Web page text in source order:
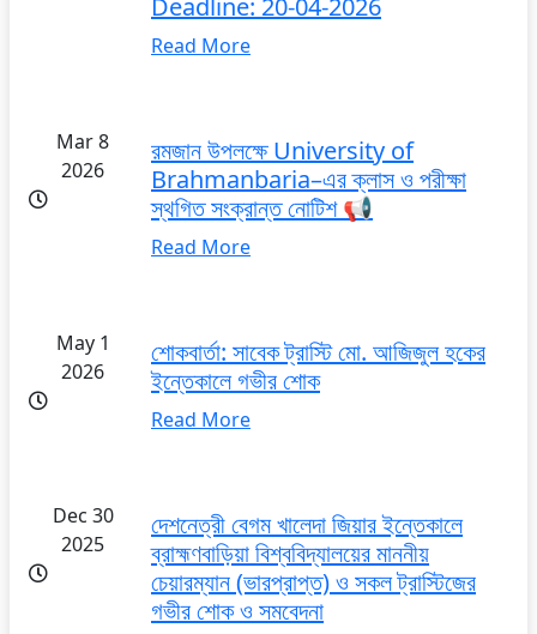
Read More
Mar 8
2026
রমজান উপলক্ষে University of
Brahmanbaria–এর ক্লাস ও পরীক্ষা
স্থগিত সংক্রান্ত নোটিশ 📢
Read More
May 1
2026
শোকবার্তা: সাবেক ট্রাস্টি মো. আজিজুল হকের
ইন্তেকালে গভীর শোক
Read More
Dec 30
2025
দেশনেত্রী বেগম খালেদা জিয়ার ইন্তেকালে
ব্রাহ্মণবাড়িয়া বিশ্ববিদ্যালয়ের মাননীয়
চেয়ারম্যান (ভারপ্রাপ্ত) ও সকল ট্রাস্টিজের
গভীর শোক ও সমবেদনা